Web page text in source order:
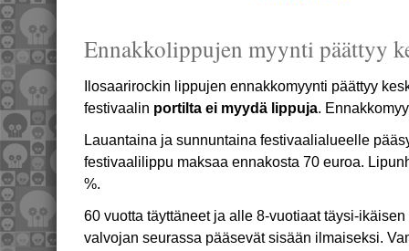
Ennakkolippujen myynti päättyy
Ilosaarirockin lippujen ennakkomyynti päättyy
festivaalin portilta ei myydä lippuja.
Lauantaina ja sunnuntaina festivaalialueelle
festivaalilippu maksaa ennakosta 70 euroa.
%.
60 vuotta täyttäneet ja alle 8-vuotiaat täysi-
valvojan seurassa pääsevät sisään ilmaiseksi.